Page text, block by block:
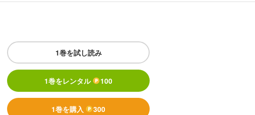
1巻を試し読み
1巻をレンタル 100
1巻を購入 300